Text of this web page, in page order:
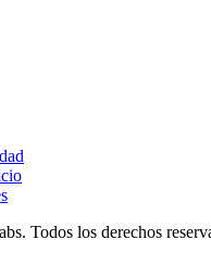
Todos los derechos